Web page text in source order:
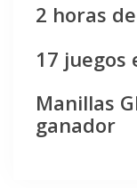
2 horas
17 juegos
Manillas
ganador